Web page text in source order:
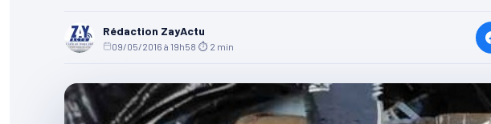
Rédaction ZayActu
09/05/2016 à 19h58 ⏱ 2 min